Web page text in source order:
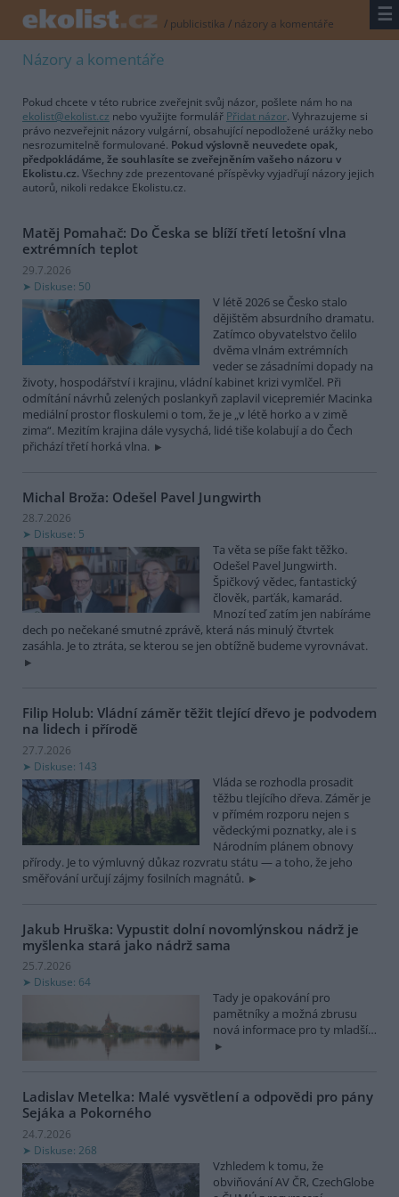
/ publicistika / názory a komentáře ☰
Názory a komentáře
Pokud chcete v této rubrice zveřejnit svůj názor, pošlete nám ho na
ekolist@ekolist.cz nebo využijte formulář Přidat názor. Vyhrazujeme si
právo nezveřejnit názory vulgární, obsahující nepodložené urážky nebo
nesrozumitelně formulované. Pokud výslovně neuvedete opak,
předpokládáme, že souhlasíte se zveřejněním vašeho názoru v
Ekolistu.cz. Všechny zde prezentované příspěvky vyjadřují názory jejich
autorů, nikoli redakce Ekolistu.cz.
Matěj Pomahač: Do Česka se blíží třetí letošní vlna
extrémních teplot
29.7.2026
Diskuse: 50
V létě 2026 se Česko stalo
dějištěm absurdního dramatu.
Zatímco obyvatelstvo čelilo
dvěma vlnám extrémních
veder se zásadními dopady na
životy, hospodářství i krajinu, vládní kabinet krizi vymlčel. Při
odmítání návrhů zelených poslankyň zaplavil vicepremiér Macinka
mediální prostor floskulemi o tom, že je „v létě horko a v zimě
zima“. Mezitím krajina dále vysychá, lidé tiše kolabují a do Čech
přichází třetí horká vlna.
Michal Broža: Odešel Pavel Jungwirth
28.7.2026
Diskuse: 5
Ta věta se píše fakt těžko.
Odešel Pavel Jungwirth.
Špičkový vědec, fantastický
člověk, parťák, kamarád.
Mnozí teď zatím jen nabíráme
dech po nečekané smutné zprávě, která nás minulý čtvrtek
zasáhla. Je to ztráta, se kterou se jen obtížně budeme vyrovnávat.
Filip Holub: Vládní záměr těžit tlející dřevo je podvodem
na lidech i přírodě
27.7.2026
Diskuse: 143
Vláda se rozhodla prosadit
těžbu tlejícího dřeva. Záměr je
v přímém rozporu nejen s
vědeckými poznatky, ale i s
Národním plánem obnovy
přírody. Je to výmluvný důkaz rozvratu státu — a toho, že jeho
směřování určují zájmy fosilních magnátů.
Jakub Hruška: Vypustit dolní novomlýnskou nádrž je
myšlenka stará jako nádrž sama
25.7.2026
Diskuse: 64
Tady je opakování pro
pamětníky a možná zbrusu
nová informace pro ty mladší…
Ladislav Metelka: Malé vysvětlení a odpovědi pro pány
Sejáka a Pokorného
24.7.2026
Diskuse: 268
Vzhledem k tomu, že
obviňování AV ČR, CzechGlobe